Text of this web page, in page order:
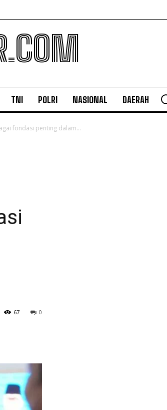
TNI POLRI NASIONAL DAERAH
fondasi penting dalam...
0
67